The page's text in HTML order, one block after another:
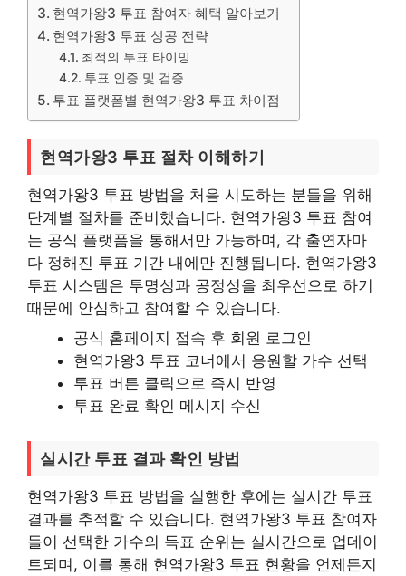
현역가왕3 투표 참여자 혜택 알아보기
현역가왕3 투표 성공 전략
최적의 투표 타이밍
투표 인증 및 검증
투표 플랫폼별 현역가왕3 투표 차이점
현역가왕3 투표 절차 이해하기
현역가왕3 투표 방법을 처음 시도하는 분들을 위해
단계별 절차를 준비했습니다. 현역가왕3 투표 참여
는 공식 플랫폼을 통해서만 가능하며, 각 출연자마
다 정해진 투표 기간 내에만 진행됩니다. 현역가왕3
투표 시스템은 투명성과 공정성을 최우선으로 하기
때문에 안심하고 참여할 수 있습니다.
공식 홈페이지 접속 후 회원 로그인
현역가왕3 투표 코너에서 응원할 가수 선택
투표 버튼 클릭으로 즉시 반영
투표 완료 확인 메시지 수신
실시간 투표 결과 확인 방법
현역가왕3 투표 방법을 실행한 후에는 실시간 투표
결과를 추적할 수 있습니다. 현역가왕3 투표 참여자
들이 선택한 가수의 득표 순위는 실시간으로 업데이
트되며, 이를 통해 현역가왕3 투표 현황을 언제든지